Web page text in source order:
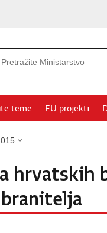
teme EU projekti
hrvatskih